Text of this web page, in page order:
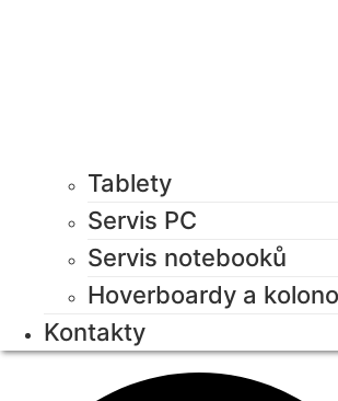
Tablety
Servis PC
Servis notebooků
Hoverboardy a
Kontakty